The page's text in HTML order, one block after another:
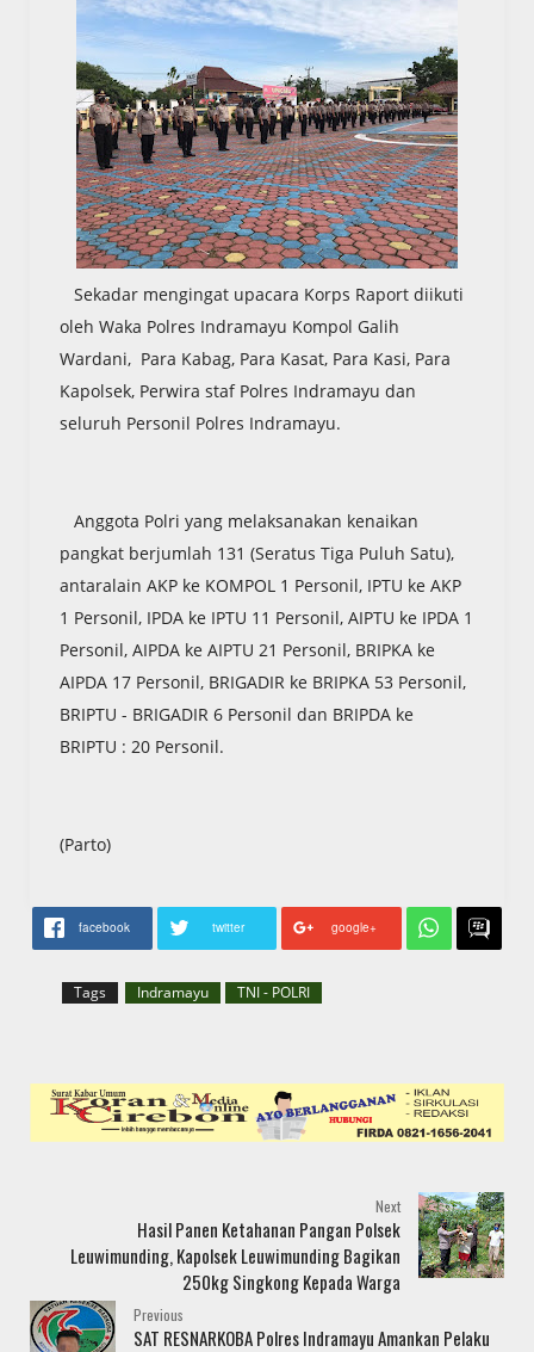
Sekadar mengingat upacara Korps Raport diikuti
oleh Waka Polres Indramayu Kompol Galih
Wardani, Para Kabag, Para Kasat, Para Kasi, Para
Kapolsek, Perwira staf Polres Indramayu dan
seluruh Personil Polres Indramayu.
Anggota Polri yang melaksanakan kenaikan
pangkat berjumlah 131 (Seratus Tiga Puluh Satu),
antaralain AKP ke KOMPOL 1 Personil, IPTU ke AKP
1 Personil, IPDA ke IPTU 11 Personil, AIPTU ke IPDA 1
Personil, AIPDA ke AIPTU 21 Personil, BRIPKA ke
AIPDA 17 Personil, BRIGADIR ke BRIPKA 53 Personil,
BRIPTU - BRIGADIR 6 Personil dan BRIPDA ke
BRIPTU : 20 Personil.
(Parto)
facebook twitter google+
Tags Indramayu TNI - POLRI
Next
Hasil Panen Ketahanan Pangan Polsek
Leuwimunding, Kapolsek Leuwimunding Bagikan
250kg Singkong Kepada Warga
Previous
SAT RESNARKOBA Polres Indramayu Amankan Pelaku